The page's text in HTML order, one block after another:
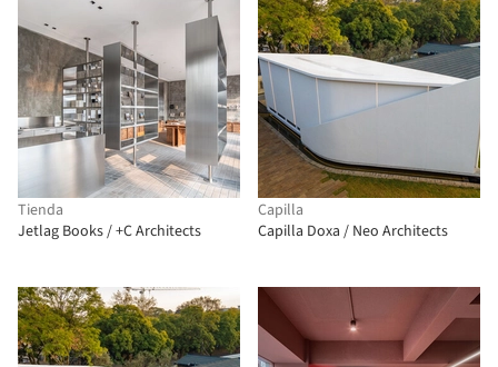
Tienda
Jetlag Books / +C Architects
Capilla
Capilla Doxa / Neo Architects